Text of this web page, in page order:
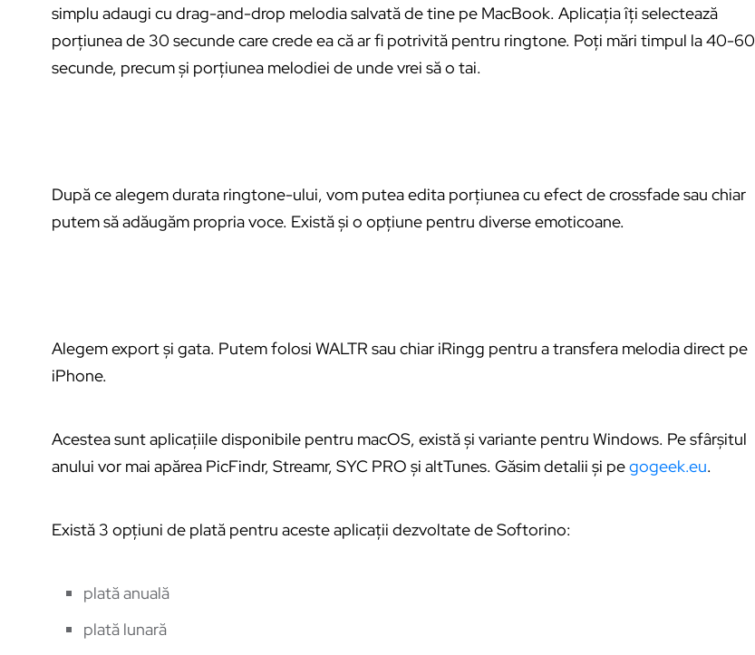
simplu adaugi cu drag-and-drop melodia salvată de tine pe MacBook. Aplicația îți selectează
porțiunea de 30 secunde care crede ea că ar fi potrivită pentru ringtone. Poți mări timpul la 40-60
secunde, precum și porțiunea melodiei de unde vrei să o tai.
După ce alegem durata ringtone-ului, vom putea edita porțiunea cu efect de crossfade sau chiar
putem să adăugăm propria voce. Există și o opțiune pentru diverse emoticoane.
Alegem export și gata. Putem folosi WALTR sau chiar iRingg pentru a transfera melodia direct pe
iPhone.
Acestea sunt aplicațiile disponibile pentru macOS, există și variante pentru Windows. Pe sfârșitul
anului vor mai apărea PicFindr, Streamr, SYC PRO și altTunes. Găsim detalii și pegogeek.eu.
Există 3 opțiuni de plată pentru aceste aplicații dezvoltate de Softorino:
plată anuală
plată lunară